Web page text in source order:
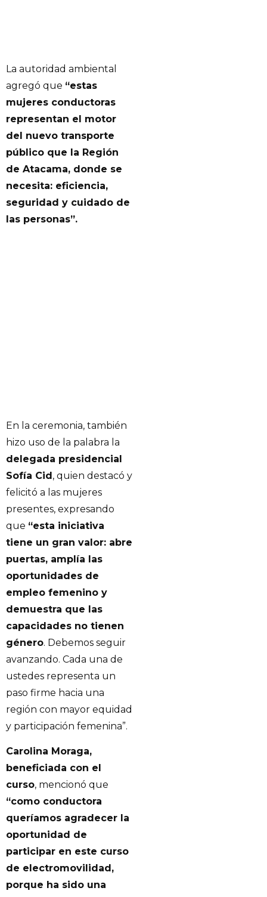
La autoridad ambiental
agregó que “estas
mujeres conductoras
representan el motor
del nuevo transporte
público que la Región
de Atacama, donde se
necesita: eficiencia,
seguridad y cuidado de
las personas”.
En la ceremonia, también
hizo uso de la palabra la
delegada presidencial
Sofía Cid, quien destacó y
felicitó a las mujeres
presentes, expresando
que “esta iniciativa
tiene un gran valor: abre
puertas, amplía las
oportunidades de
empleo femenino y
demuestra que las
capacidades no tienen
género. Debemos seguir
avanzando. Cada una de
ustedes representa un
paso firme hacia una
región con mayor equidad
y participación femenina”.
Carolina Moraga,
beneficiada con el
curso, mencionó que
“como conductora
queríamos agradecer la
oportunidad de
participar en este curso
de electromovilidad,
porque ha sido una